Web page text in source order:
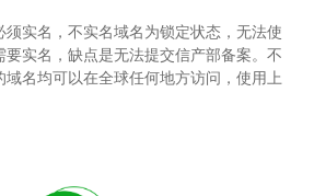
须实名，不实名域名为锁定状态，无法使
要实名，缺点是无法提交信产部备案。不
名均可以在全球任何地方访问，使用上